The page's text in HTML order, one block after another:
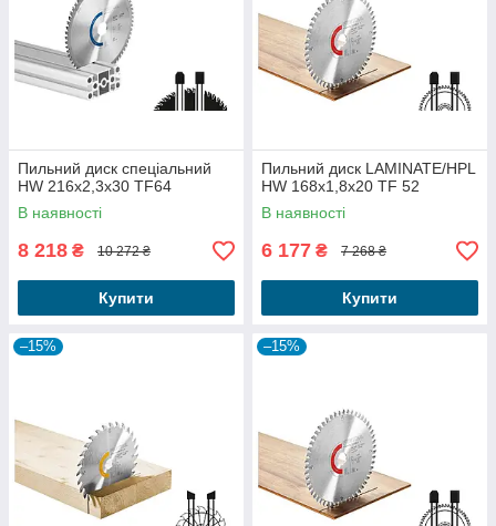
Пильний диск спеціальний
HW 216x2,3x30 TF64
В наявності
8 218 ₴ 10 272 ₴
Купити
Пильний диск LAMINATE/HPL
HW 168x1,8x20 TF 52
В наявності
6 177 ₴ 7 268 ₴
Купити
–15% –15%